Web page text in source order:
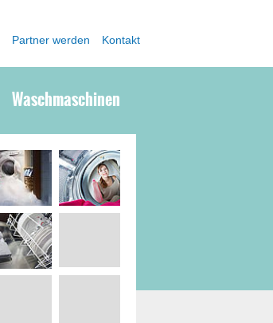
Partner werden Kontakt
Waschmaschinen